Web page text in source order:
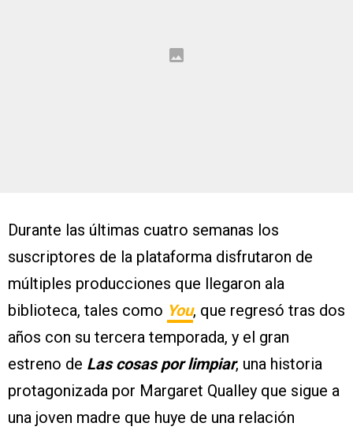
Durante las últimas cuatro semanas los
suscriptores de la plataforma disfrutaron de
múltiples producciones que llegaron ala
biblioteca, tales como You, que regresó tras dos
años con su tercera temporada, y el gran
estreno de Las cosas por limpiar, una historia
protagonizada por Margaret Qualley que sigue a
una joven madre que huye de una relación